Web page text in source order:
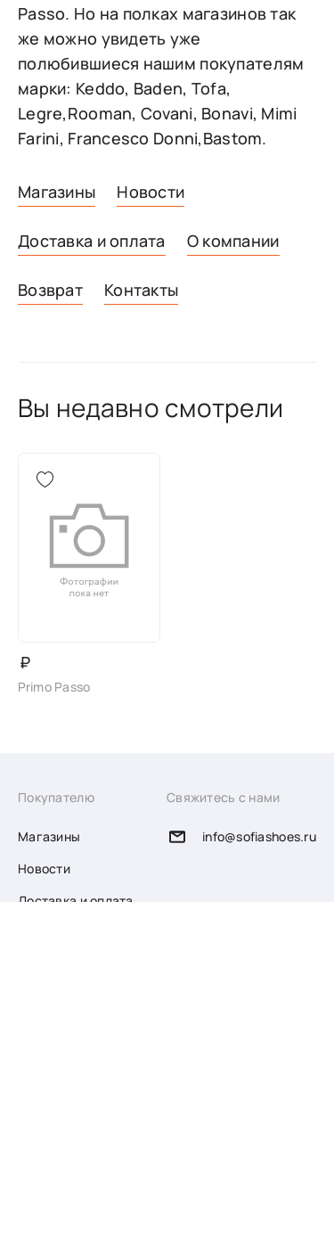
Магазины Новости
Доставка и оплата О компании
Возврат Контакты
Passo. Но на полках магазинов так
же можно увидеть уже
полюбившиеся нашим покупателям
марки: Keddo, Baden, Tofa,
Legre,Rooman, Covani, Bonavi, Mimi
Farini, Francesco Donni,Bastom.
Вы недавно смотрели
₽
Primo Passo
Покупателю
Магазины
Новости
Доставка и оплата
Свяжитесь с нами
info@sofiashoes.ru